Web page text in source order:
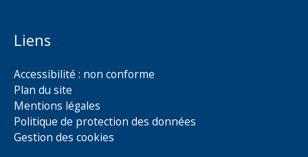
Liens
Accessibilité : non conforme
Plan du site
Mentions légales
Politique de protection des données
Gestion des cookies